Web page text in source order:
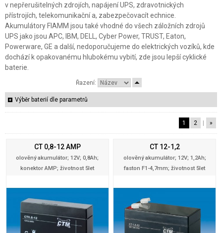
v nepřerušitelných zdrojích, napájení UPS, zdravotnických
přístrojích, telekomunikační a, zabezpečovacít echnice.
Akumulátory FIAMM jsou také vhodné do všech záložních zdrojů
UPS jako jsou APC, IBM, DELL, Cyber Power, TRUST, Eaton,
Powerware, GE a další, nedoporučujeme do elektrických vozíků, kde
dochází k opakovanému hlubokému vybití, zde jsou lepší cyklické
baterie.
Řazení:
Výběr baterií dle parametrů
1 2 | »
CT 0,8-12 AMP
olověný akumulátor; 12V; 0,8Ah;
konektor AMP; životnost 5let
CT 12-1,2
olověný akumulátor; 12V; 1,2Ah;
faston F1-4,7mm; životnost 5let